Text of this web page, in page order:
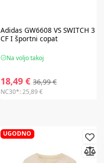
Adidas GW6608 VS SWITCH 3
CF I športni copat
Na voljo takoj
18,49 € 36,99 €
NC30*:25,89 €
UGODNO